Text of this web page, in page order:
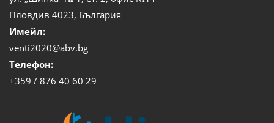
Пловдив 4023, България
Имейл:
venti2020@abv.bg
Телефон:
+359 / 876 40 60 29